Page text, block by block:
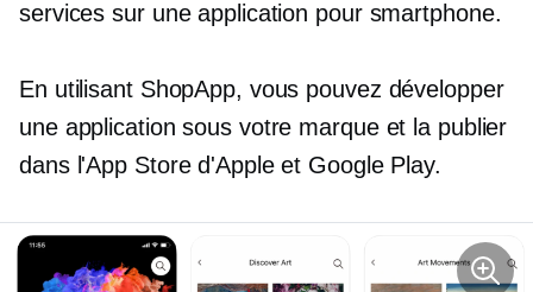
services sur une application pour smartphone.
En utilisant ShopApp, vous pouvez développer
une application sous votre marque et la publier
dans l'App Store d'Apple et Google Play.